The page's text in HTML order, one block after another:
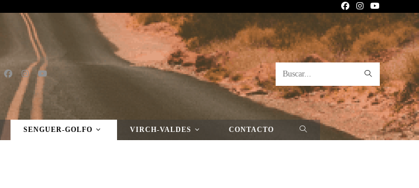
Buscar
en
SENGUER-GOLFO VIRCH-VALDES CONTACTO
> Página Nueva > Página Nueva